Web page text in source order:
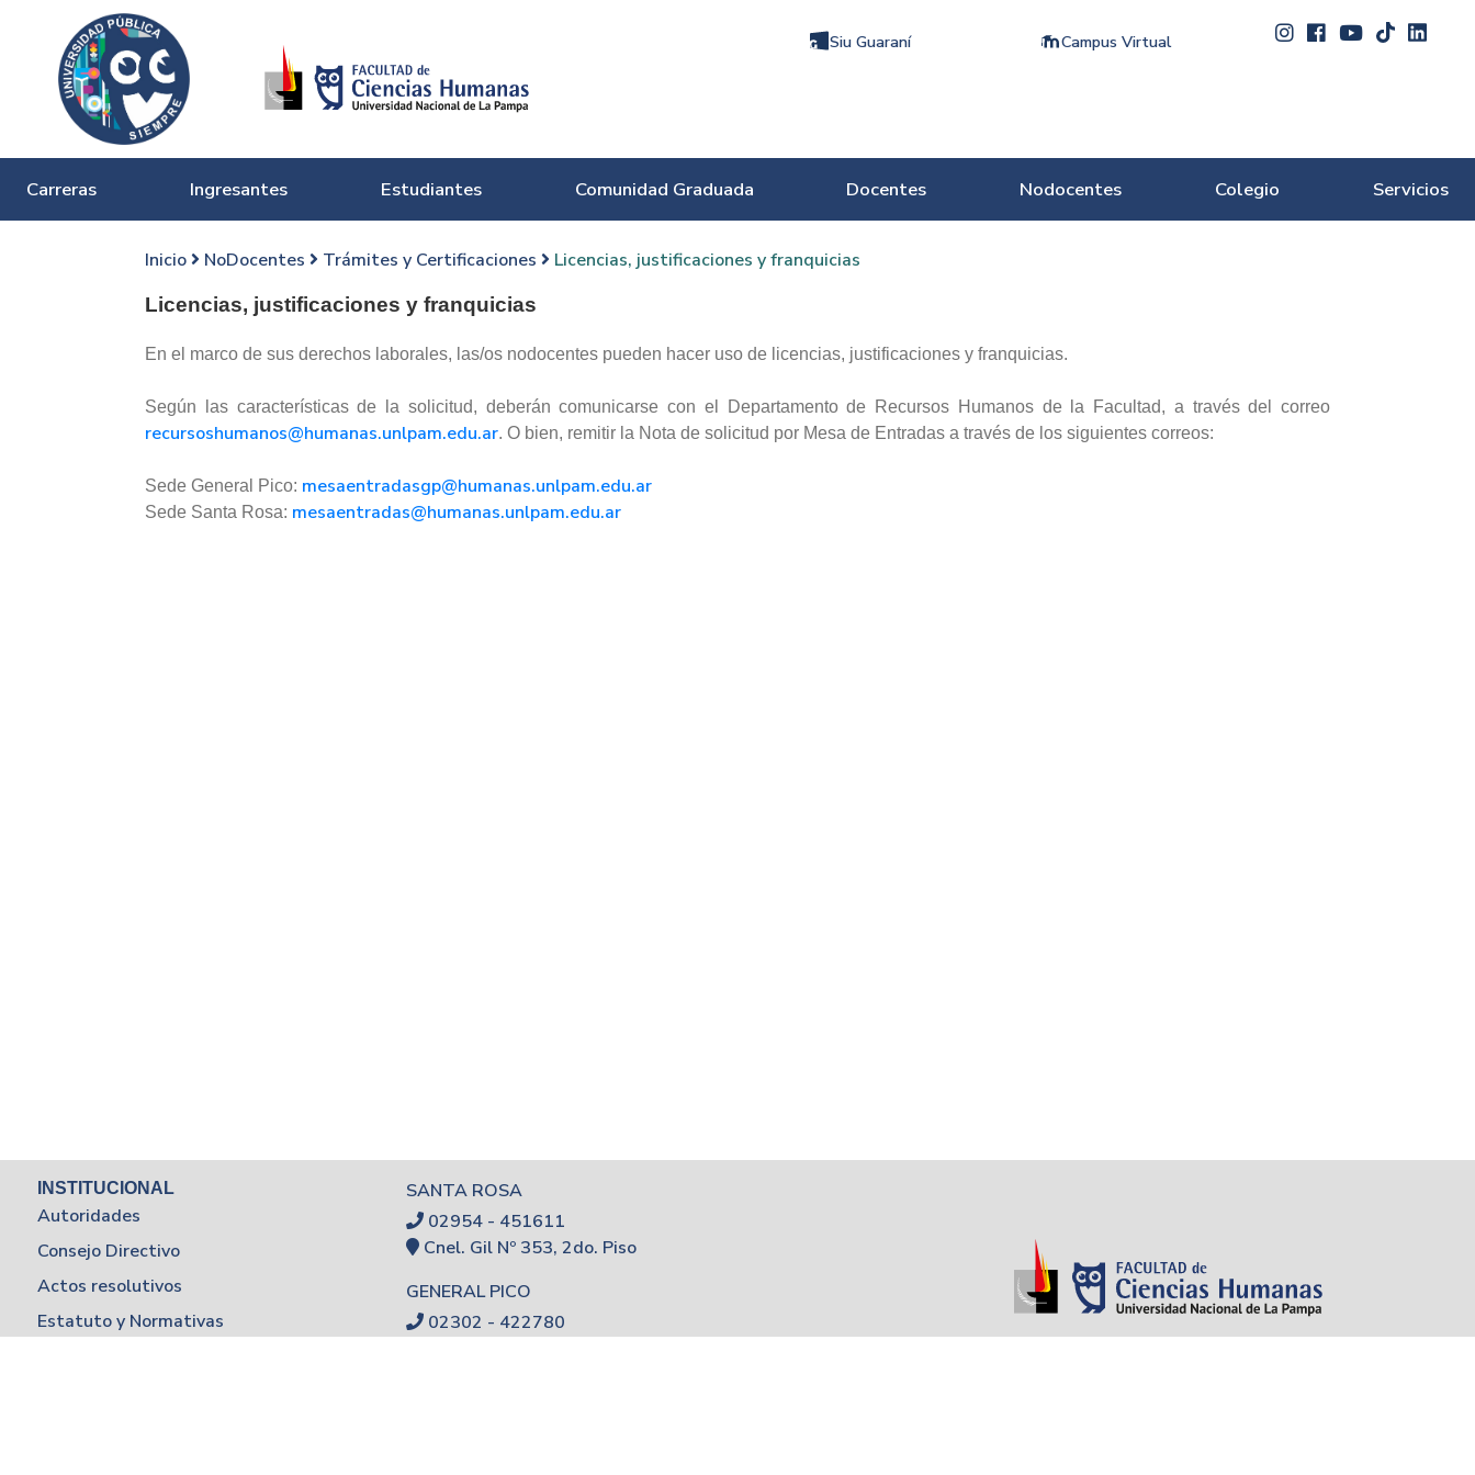
Siu Guaraní Campus Virtual
Carreras Ingresantes Estudiantes Comunidad Graduada Docentes Nodocentes Colegio Servicios
Inicio NoDocentes Trámites y Certificaciones Licencias, justificaciones y franquicias
Licencias, justificaciones y franquicias
En el marco de sus derechos laborales, las/os nodocentes pueden hacer uso de licencias, justificaciones y franquicias.
Según las características de la solicitud, deberán comunicarse con el Departamento de Recursos Humanos de la Facultad, a través del correo
recursoshumanos@humanas.unlpam.edu.ar. O bien, remitir la Nota de solicitud por Mesa de Entradas a través de los siguientes correos:
Sede General Pico: mesaentradasgp@humanas.unlpam.edu.ar
Sede Santa Rosa: mesaentradas@humanas.unlpam.edu.ar
INSTITUCIONAL
Autoridades
Consejo Directivo
Actos resolutivos
Estatuto y Normativas
SANTA ROSA
02954 - 451611
Cnel. Gil Nº 353, 2do. Piso
GENERAL PICO
02302 - 422780